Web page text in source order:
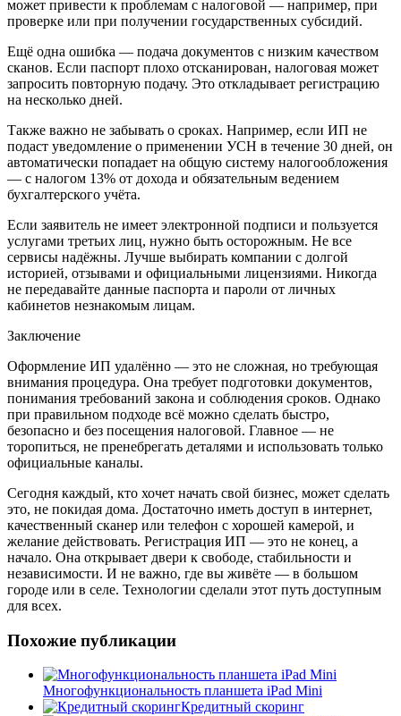
может привести к проблемам с налоговой — например, при
проверке или при получении государственных субсидий.
Ещё одна ошибка — подача документов с низким качеством
сканов. Если паспорт плохо отсканирован, налоговая может
запросить повторную подачу. Это откладывает регистрацию
на несколько дней.
Также важно не забывать о сроках. Например, если ИП не
подаст уведомление о применении УСН в течение 30 дней, он
автоматически попадает на общую систему налогообложения
— с налогом 13% от дохода и обязательным ведением
бухгалтерского учёта.
Если заявитель не имеет электронной подписи и пользуется
услугами третьих лиц, нужно быть осторожным. Не все
сервисы надёжны. Лучше выбирать компании с долгой
историей, отзывами и официальными лицензиями. Никогда
не передавайте данные паспорта и пароли от личных
кабинетов незнакомым лицам.
Заключение
Оформление ИП удалённо — это не сложная, но требующая
внимания процедура. Она требует подготовки документов,
понимания требований закона и соблюдения сроков. Однако
при правильном подходе всё можно сделать быстро,
безопасно и без посещения налоговой. Главное — не
торопиться, не пренебрегать деталями и использовать только
официальные каналы.
Сегодня каждый, кто хочет начать свой бизнес, может сделать
это, не покидая дома. Достаточно иметь доступ в интернет,
качественный сканер или телефон с хорошей камерой, и
желание действовать. Регистрация ИП — это не конец, а
начало. Она открывает двери к свободе, стабильности и
независимости. И не важно, где вы живёте — в большом
городе или в селе. Технологии сделали этот путь доступным
для всех.
Похожие публикации
Многофункциональность планшета iPad Mini
Кредитный скоринг